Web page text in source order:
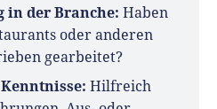
der Branche: Haben
oder anderen
gearbeitet?
Hilfreich